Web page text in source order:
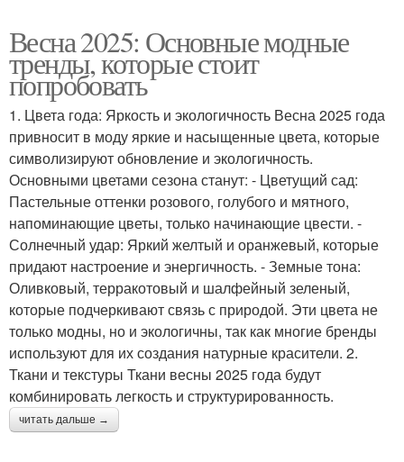
Весна 2025: Основные модные
тренды, которые стоит
попробовать
1. Цвета года: Яркость и экологичность Весна 2025 года
привносит в моду яркие и насыщенные цвета, которые
символизируют обновление и экологичность.
Основными цветами сезона станут: - Цветущий сад:
Пастельные оттенки розового, голубого и мятного,
напоминающие цветы, только начинающие цвести. -
Солнечный удар: Яркий желтый и оранжевый, которые
придают настроение и энергичность. - Земные тона:
Оливковый, терракотовый и шалфейный зеленый,
которые подчеркивают связь с природой. Эти цвета не
только модны, но и экологичны, так как многие бренды
используют для их создания натурные красители. 2.
Ткани и текстуры Ткани весны 2025 года будут
комбинировать легкость и структурированность.
читать дальше →